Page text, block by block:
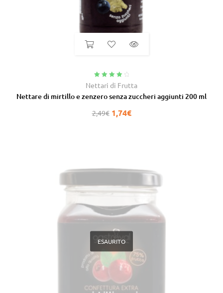
Valutato
Nettari di Frutta
Nettare di mirtillo e zenzero senza zuccheri aggiunti 200 ml
2,49€ 1,74€
ESAURITO